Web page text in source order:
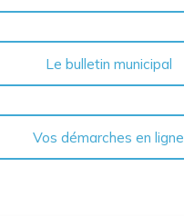
Le bulletin municipal
Vos démarches en ligne